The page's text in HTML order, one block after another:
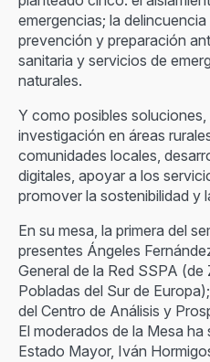
emergencias; la
prevención y preparación
sanitaria y servicios de
naturales.
Y como posibles
investigación en áreas
comunidades locales,
digitales, apoyar a los
promover la sostenibilidad y
En su mesa, la primera del
presentes Ángeles
General de la Red SSPA
Pobladas del Sur de
del Centro de Análisis y
El moderados de la Mesa
Estado Mayor, Iván